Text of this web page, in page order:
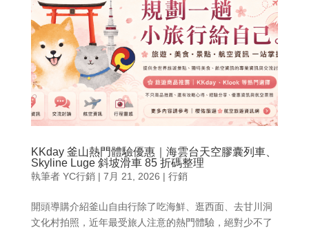
KKday 釜山熱門體驗優惠｜海雲台天空膠囊列車、
Skyline Luge 斜坡滑車 85 折碼整理
執筆者 YC行銷| 7月 21, 2026 | 行銷
開頭導購介紹釜山自由行除了吃海鮮、逛西面、去甘川洞
文化村拍照，近年最受旅人注意的熱門體驗，絕對少不了